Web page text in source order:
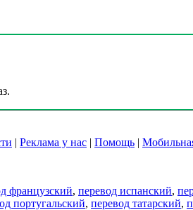
| Реклама у нас | Помощь |
французский, перевод испанский,
португальский, перевод татарский,